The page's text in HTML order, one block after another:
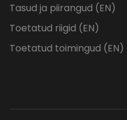
Tasud ja piirangud (EN)
Toetatud riigid (EN)
Toetatud toimingud (EN)